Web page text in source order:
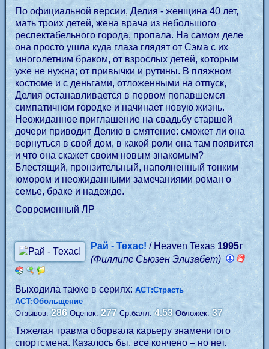
По официальной версии, Делия - женщина 40 лет,
мать троих детей, жена врача из небольшого
респектабельного города, пропала. На самом деле
она просто ушла куда глаза глядят от Сэма с их
многолетним браком, от взрослых детей, которым
уже не нужна; от привычки и рутины. В пляжном
костюме и с деньгами, отложенными на отпуск,
Делия останавливается в первом попавшемся
симпатичном городке и начинает новую жизнь.
Неожиданное приглашение на свадьбу старшей
дочери приводит Делию в смятение: сможет ли она
вернуться в свой дом, в какой роли она там появится
и что она скажет своим новым знакомым?
Блестящий, пронзительный, наполненный тонким
юмором и неожиданными замечаниями роман о
семье, браке и надежде.
Современный ЛР
Рай - Техас!/ Heaven Texas1995г
(Филлипс Сьюзен Элизабет)
Выходила также в сериях: АСТ:Страсть
АСТ:Обольщение
Отзывов:286 Оценок:277 Ср.балл:4.53 Обложек: 37
Тяжелая травма оборвала карьеру знаменитого
спортсмена. Казалось бы, все кончено – но нет.